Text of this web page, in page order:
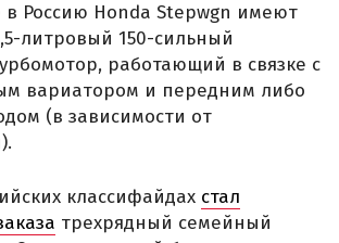
в Россию Honda Stepwgn имеют
литровый 150-сильный
работающий в связке с
вариатором и передним либо
(в зависимости от
классифайдах стал
трехрядный семейный